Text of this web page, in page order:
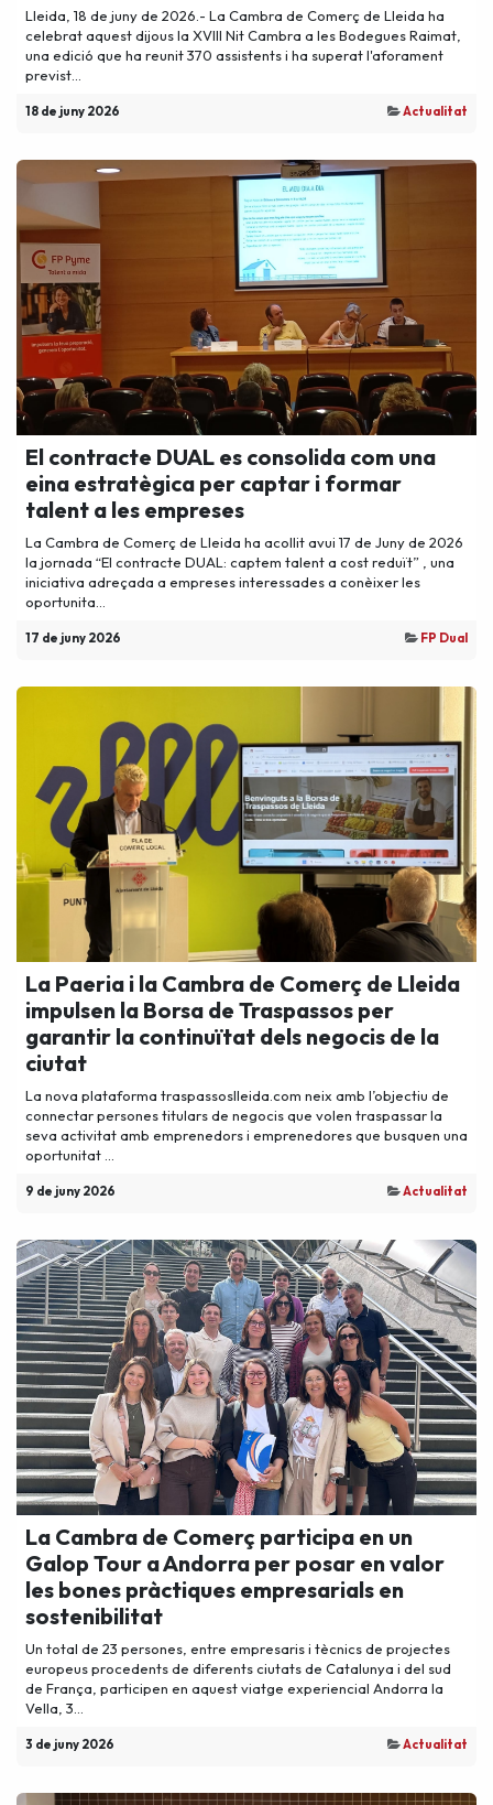
Lleida, 18 de juny de 2026.- La Cambra de Comerç de Lleida ha
celebrat aquest dijous la XVIII Nit Cambra a les Bodegues Raimat,
una edició que ha reunit 370 assistents i ha superat l'aforament
previst...
18 de juny 2026 Actualitat
El contracte DUAL es consolida com una
eina estratègica per captar i formar
talent a les empreses
La Cambra de Comerç de Lleida ha acollit avui 17 de Juny de 2026
la jornada “El contracte DUAL: captem talent a cost reduït” , una
iniciativa adreçada a empreses interessades a conèixer les
oportunita...
17 de juny 2026 FP Dual
La Paeria i la Cambra de Comerç de Lleida
impulsen la Borsa de Traspassos per
garantir la continuïtat dels negocis de la
ciutat
La nova plataforma traspassoslleida.com neix amb l’objectiu de
connectar persones titulars de negocis que volen traspassar la
seva activitat amb emprenedors i emprenedores que busquen una
oportunitat ...
9 de juny 2026 Actualitat
La Cambra de Comerç participa en un
Galop Tour a Andorra per posar en valor
les bones pràctiques empresarials en
sostenibilitat
Un total de 23 persones, entre empresaris i tècnics de projectes
europeus procedents de diferents ciutats de Catalunya i del sud
de França, participen en aquest viatge experiencial Andorra la
Vella, 3...
3 de juny 2026 Actualitat